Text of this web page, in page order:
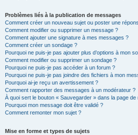
Problèmes liés à la publication de messages
Comment créer un nouveau sujet ou poster une
Comment modifier ou supprimer un message ?
Comment ajouter une signature à mes messages ?
Comment créer un sondage ?
Pourquoi ne puis-je pas ajouter plus d’options à mon
Comment modifier ou supprimer un sondage ?
Pourquoi ne puis-je pas accéder à un forum ?
Pourquoi ne puis-je pas joindre des fichiers à mon
Pourquoi ai-je reçu un avertissement ?
Comment rapporter des messages à un modérateur ?
À quoi sert le bouton « Sauvegarder » dans la page
Pourquoi mon message doit être validé ?
Comment remonter mon sujet ?
Mise en forme et types de sujets